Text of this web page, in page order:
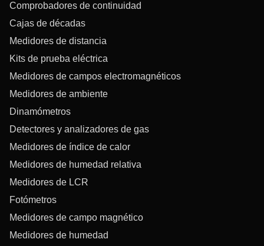
Comprobadores de continuidad
Cajas de décadas
Medidores de distancia
Kits de prueba eléctrica
Medidores de campos electromagnéticos
Medidores de ambiente
Dinamómetros
Detectores y analizadores de gas
Medidores de índice de calor
Medidores de humedad relativa
Medidores de LCR
Fotómetros
Medidores de campo magnético
Medidores de humedad